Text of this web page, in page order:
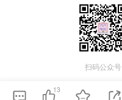
扫码公众号
13